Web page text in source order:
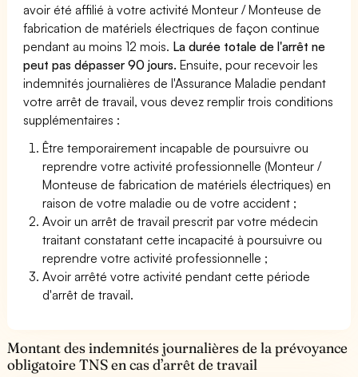
avoir été affilié à votre activité Monteur / Monteuse de
fabrication de matériels électriques de façon continue
pendant au moins 12 mois. La durée totale de l'arrêt ne
peut pas dépasser 90 jours. Ensuite, pour recevoir les
indemnités journalières de l'Assurance Maladie pendant
votre arrêt de travail, vous devez remplir trois conditions
supplémentaires :
Être temporairement incapable de poursuivre ou
reprendre votre activité professionnelle (Monteur /
Monteuse de fabrication de matériels électriques) en
raison de votre maladie ou de votre accident ;
Avoir un arrêt de travail prescrit par votre médecin
traitant constatant cette incapacité à poursuivre ou
reprendre votre activité professionnelle ;
Avoir arrêté votre activité pendant cette période
d'arrêt de travail.
Montant des indemnités journalières de la prévoyance
obligatoire TNS en cas d’arrêt de travail